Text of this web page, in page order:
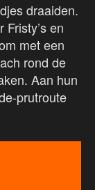
draaiden.
en
met een
rond de
Aan hun
prutroute